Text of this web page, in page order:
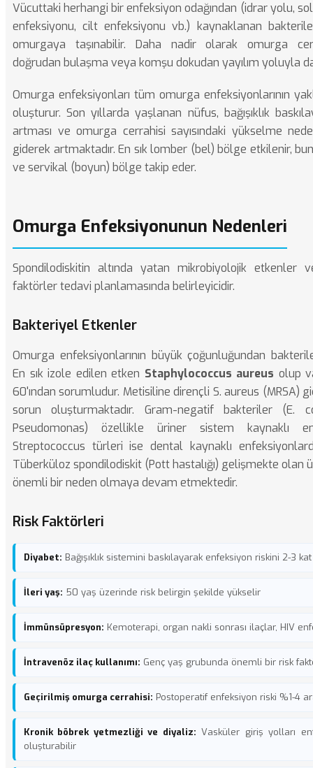
Vücuttaki herhangi bir enfeksiyon odağından (idrar yolu,
enfeksiyonu, cilt enfeksiyonu vb.) kaynaklanan
omurgaya taşınabilir. Daha nadir olarak omurga
doğrudan bulaşma veya komşu dokudan yayılım yoluyla
Omurga enfeksiyonları tüm omurga enfeksiyonlarının
oluşturur. Son yıllarda yaşlanan nüfus, bağışıklık
artması ve omurga cerrahisi sayısındaki yükselme
giderek artmaktadır. En sık lomber (bel) bölge etkilenir,
ve servikal (boyun) bölge takip eder.
Omurga Enfeksiyonunun Nedenleri
Spondilodiskitin altında yatan mikrobiyolojik etkenler
faktörler tedavi planlamasında belirleyicidir.
Bakteriyel Etkenler
Omurga enfeksiyonlarının büyük çoğunluğundan
En sık izole edilen etken Staphylococcus aureus olup
60'ından sorumludur. Metisiline dirençli S. aureus (MRSA)
sorun oluşturmaktadır. Gram-negatif bakteriler (E.
Pseudomonas) özellikle üriner sistem kaynaklı
Streptococcus türleri ise dental kaynaklı
Tüberküloz spondilodiskit (Pott hastalığı) gelişmekte olan
önemli bir neden olmaya devam etmektedir.
Risk Faktörleri
Diyabet: Bağışıklık sistemini baskılayarak enfeksiyon riskini 2-3 kat
İleri yaş: 50 yaş üzerinde risk belirgin şekilde yükselir
İmmünsüpresyon: Kemoterapi, organ nakli sonrası ilaçlar, HIV
İntravenöz ilaç kullanımı: Genç yaş grubunda önemli bir risk
Geçirilmiş omurga cerrahisi: Postoperatif enfeksiyon riski %1-4
Kronik böbrek yetmezliği ve diyaliz: Vasküler giriş yolları
oluşturabilir